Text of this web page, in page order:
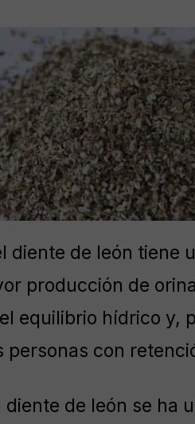
diente de león tiene
producción de
equilibrio hídrico y,
personas con
diente de león se ha